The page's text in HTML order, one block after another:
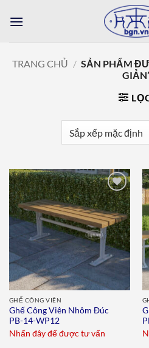
qua
TRANG CHỦ / SẢN PHẨM
Add to
wishlist
GHẾ CÔNG VIÊN
Ghế Công Viên Nhôm Đúc
PB-14-WP12
Nhấn đây để được tư vấn